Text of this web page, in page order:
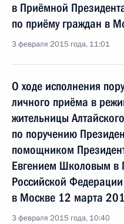
в Приёмной
по приёму граждан в
3 февраля 2015 года, 11:01
О ходе исполнения
личного приёма в
жительницы
по поручению
помощником
Евгением Школовым в
Российской
в Москве 12 марта
3 февраля 2015 года, 10:40